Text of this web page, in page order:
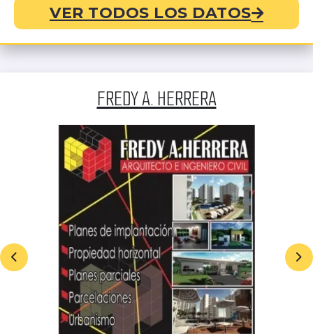
VER TODOS LOS DATOS
FREDY A. HERRERA